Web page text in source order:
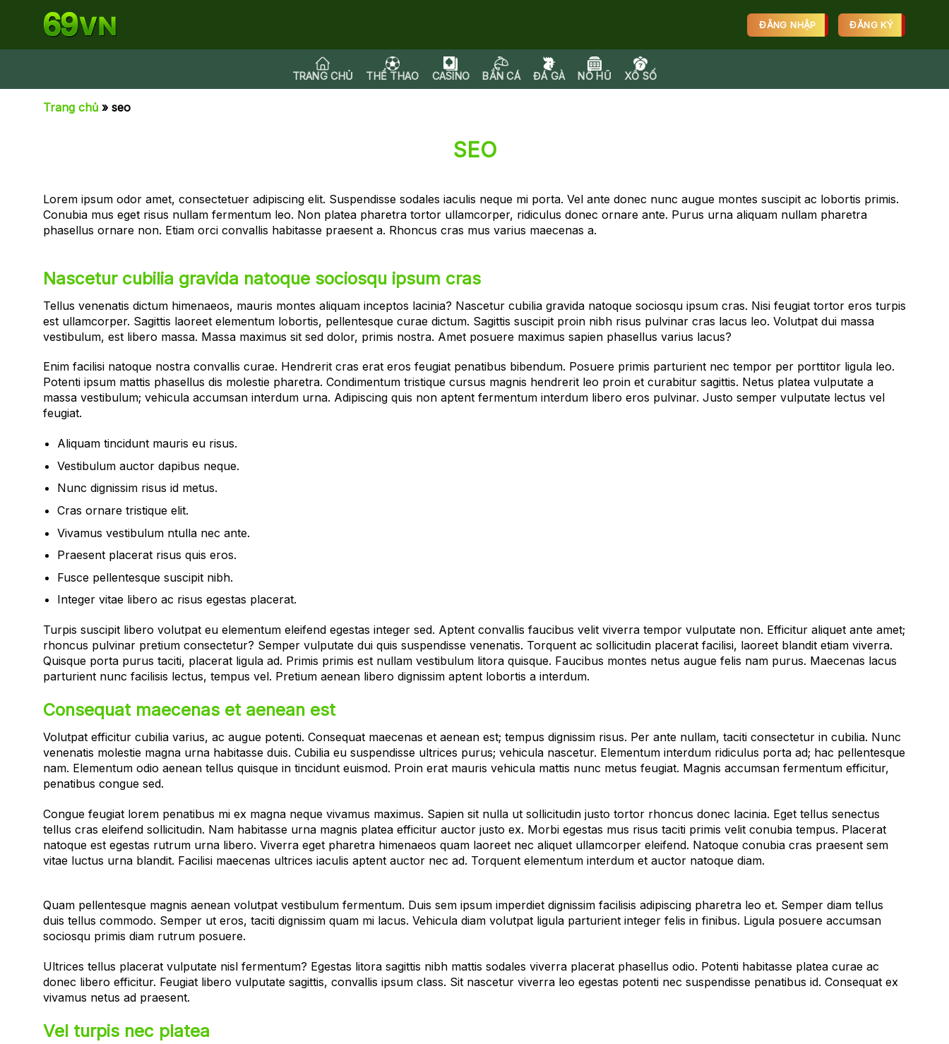
ĐĂNG NHẬP ĐĂNG KÝ
TRANG CHỦ THỂ THAO CASINO BẮN CÁ ĐÁ GÀ NỔ HŨ XỔ SỐ
Trang chủ» seo
SEO
Lorem ipsum odor amet, consectetuer adipiscing elit. Suspendisse sodales iaculis neque mi porta. Vel ante donec nunc augue montes suscipit ac lobortis primis.
Conubia mus eget risus nullam fermentum leo. Non platea pharetra tortor ullamcorper, ridiculus donec ornare ante. Purus urna aliquam nullam pharetra
phasellus ornare non. Etiam orci convallis habitasse praesent a. Rhoncus cras mus varius maecenas a.
Nascetur cubilia gravida natoque sociosqu ipsum cras
Tellus venenatis dictum himenaeos, mauris montes aliquam inceptos lacinia? Nascetur cubilia gravida natoque sociosqu ipsum cras. Nisi feugiat tortor eros turpis
est ullamcorper. Sagittis laoreet elementum lobortis, pellentesque curae dictum. Sagittis suscipit proin nibh risus pulvinar cras lacus leo. Volutpat dui massa
vestibulum, est libero massa. Massa maximus sit sed dolor, primis nostra. Amet posuere maximus sapien phasellus varius lacus?
Enim facilisi natoque nostra convallis curae. Hendrerit cras erat eros feugiat penatibus bibendum. Posuere primis parturient nec tempor per porttitor ligula leo.
Potenti ipsum mattis phasellus dis molestie pharetra. Condimentum tristique cursus magnis hendrerit leo proin et curabitur sagittis. Netus platea vulputate a
massa vestibulum; vehicula accumsan interdum urna. Adipiscing quis non aptent fermentum interdum libero eros pulvinar. Justo semper vulputate lectus vel
feugiat.
Aliquam tincidunt mauris eu risus.
Vestibulum auctor dapibus neque.
Nunc dignissim risus id metus.
Cras ornare tristique elit.
Vivamus vestibulum ntulla nec ante.
Praesent placerat risus quis eros.
Fusce pellentesque suscipit nibh.
Integer vitae libero ac risus egestas placerat.
Turpis suscipit libero volutpat eu elementum eleifend egestas integer sed. Aptent convallis faucibus velit viverra tempor vulputate non. Efficitur aliquet ante amet;
rhoncus pulvinar pretium consectetur? Semper vulputate dui quis suspendisse venenatis. Torquent ac sollicitudin placerat facilisi, laoreet blandit etiam viverra.
Quisque porta purus taciti, placerat ligula ad. Primis primis est nullam vestibulum litora quisque. Faucibus montes netus augue felis nam purus. Maecenas lacus
parturient nunc facilisis lectus, tempus vel. Pretium aenean libero dignissim aptent lobortis a interdum.
Consequat maecenas et aenean est
Volutpat efficitur cubilia varius, ac augue potenti. Consequat maecenas et aenean est; tempus dignissim risus. Per ante nullam, taciti consectetur in cubilia. Nunc
venenatis molestie magna urna habitasse duis. Cubilia eu suspendisse ultrices purus; vehicula nascetur. Elementum interdum ridiculus porta ad; hac pellentesque
nam. Elementum odio aenean tellus quisque in tincidunt euismod. Proin erat mauris vehicula mattis nunc metus feugiat. Magnis accumsan fermentum efficitur,
penatibus congue sed.
Congue feugiat lorem penatibus mi ex magna neque vivamus maximus. Sapien sit nulla ut sollicitudin justo tortor rhoncus donec lacinia. Eget tellus senectus
tellus cras eleifend sollicitudin. Nam habitasse urna magnis platea efficitur auctor justo ex. Morbi egestas mus risus taciti primis velit conubia tempus. Placerat
natoque est egestas rutrum urna libero. Viverra eget pharetra himenaeos quam laoreet nec aliquet ullamcorper eleifend. Natoque conubia cras praesent sem
vitae luctus urna blandit. Facilisi maecenas ultrices iaculis aptent auctor nec ad. Torquent elementum interdum et auctor natoque diam.
Quam pellentesque magnis aenean volutpat vestibulum fermentum. Duis sem ipsum imperdiet dignissim facilisis adipiscing pharetra leo et. Semper diam tellus
duis tellus commodo. Semper ut eros, taciti dignissim quam mi lacus. Vehicula diam volutpat ligula parturient integer felis in finibus. Ligula posuere accumsan
sociosqu primis diam rutrum posuere.
Ultrices tellus placerat vulputate nisl fermentum? Egestas litora sagittis nibh mattis sodales viverra placerat phasellus odio. Potenti habitasse platea curae ac
donec libero efficitur. Feugiat libero vulputate sagittis, convallis ipsum class. Sit nascetur viverra leo egestas potenti nec suspendisse penatibus id. Consequat ex
vivamus netus ad praesent.
Vel turpis nec platea